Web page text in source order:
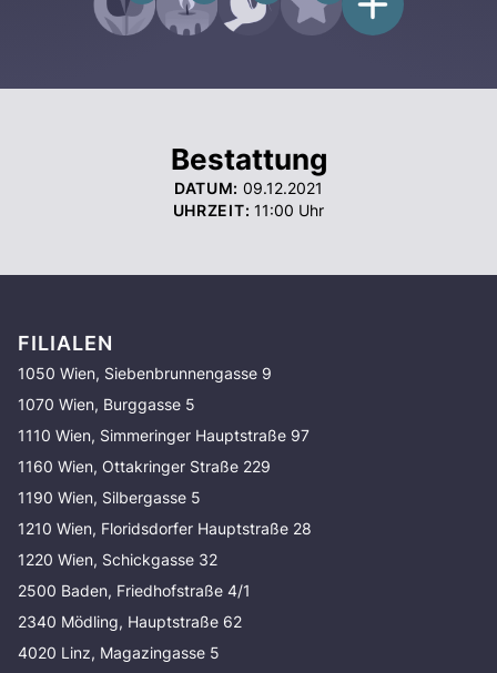
Bestattung
DATUM: 09.12.2021
UHRZEIT: 11:00 Uhr
FILIALEN
1050 Wien, Siebenbrunnengasse 9
1070 Wien, Burggasse 5
1110 Wien, Simmeringer Hauptstraße 97
1160 Wien, Ottakringer Straße 229
1190 Wien, Silbergasse 5
1210 Wien, Floridsdorfer Hauptstraße 28
1220 Wien, Schickgasse 32
2500 Baden, Friedhofstraße 4/1
2340 Mödling, Hauptstraße 62
4020 Linz, Magazingasse 5